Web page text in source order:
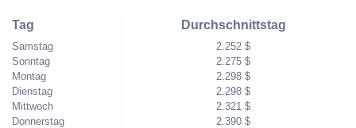
Tag
Samstag
Sonntag
Montag
Dienstag
Mittwoch
Donnerstag
Durchschnittstag
2.252 $
2.275 $
2.298 $
2.298 $
2.321 $
2.390 $